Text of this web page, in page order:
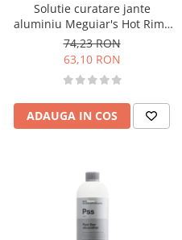
Solutie curatare jante
aluminiu Meguiar's Hot Rims
Aluminium Wheel Cleaner,
709ml
74,23 RON
63,10 RON
ADAUGA IN COS